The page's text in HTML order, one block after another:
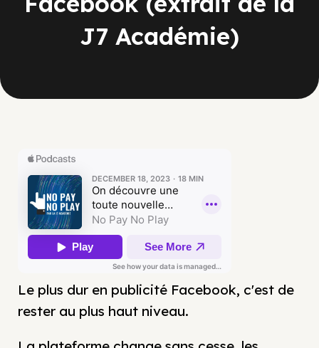
J7 Académie)
Le plus dur en publicité Facebook, c'est de
rester au plus haut niveau.